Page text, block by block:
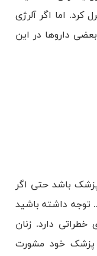
کرد. اما اگر آلرژی
بعضی داروها در این
باشد حتی اگر
توجه داشته باشید
خطراتی دارد. زنان
پزشک خود مشورت